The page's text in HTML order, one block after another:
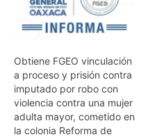
Obtiene FGEO vinculación
a proceso y prisión contra
imputado por robo con
violencia contra una mujer
adulta mayor, cometido en
la colonia Reforma de